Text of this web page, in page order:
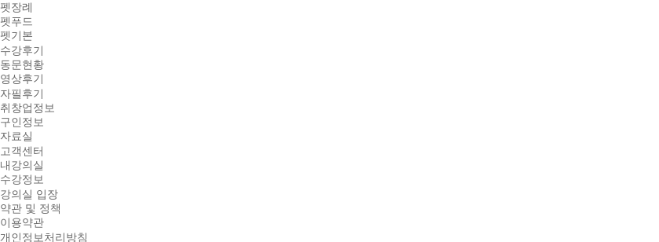
펫장례
펫푸드
펫기본
수강후기
동문현황
영상후기
자필후기
취창업정보
구인정보
자료실
고객센터
내강의실
수강정보
강의실 입장
약관 및 정책
이용약관
개인정보처리방침